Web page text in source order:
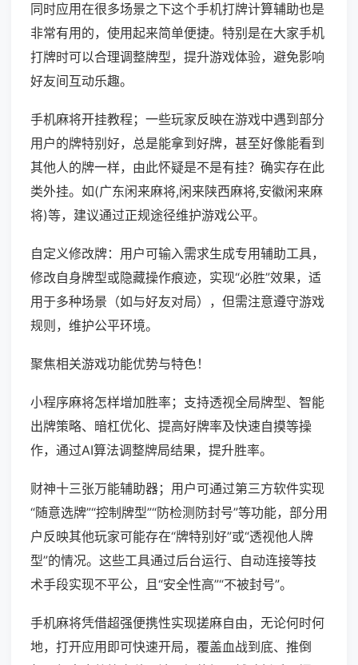
同时应用在很多场景之下这个手机打牌计算辅助也是
非常有用的，使用起来简单便捷。特别是在大家手机
打牌时可以合理调整牌型，提升游戏体验，避免影响
好友间互动乐趣。
手机麻将开挂教程；一些玩家反映在游戏中遇到部分
用户的牌特别好，总是能拿到好牌，甚至好像能看到
其他人的牌一样，由此怀疑是不是有挂？确实存在此
类外挂。如(广东闲来麻将,闲来陕西麻将,安徽闲来麻
将)等，建议通过正规途径维护游戏公平。
自定义修改牌：用户可输入需求生成专用辅助工具，
修改自身牌型或隐藏操作痕迹，实现“必胜”效果，适
用于多种场景（如与好友对局），但需注意遵守游戏
规则，维护公平环境。
聚焦相关游戏功能优势与特色！
小程序麻将怎样增加胜率；支持透视全局牌型、智能
出牌策略、暗杠优化、提高好牌率及快速自摸等操
作，通过AI算法调整牌局结果，提升胜率。
财神十三张万能辅助器；用户可通过第三方软件实现
“随意选牌”“控制牌型”“防检测防封号”等功能，部分用
户反映其他玩家可能存在“牌特别好”或“透视他人牌
型”的情况。这些工具通过后台运行、自动连接等技
术手段实现不平公，且“安全性高”“不被封号”。
手机麻将凭借超强便携性实现搓麻自由，无论何时何
地，打开应用即可快速开局，覆盖血战到底、推倒